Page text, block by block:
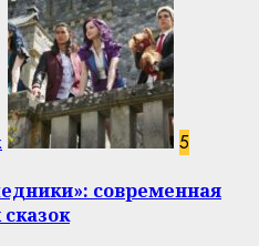
5
современная